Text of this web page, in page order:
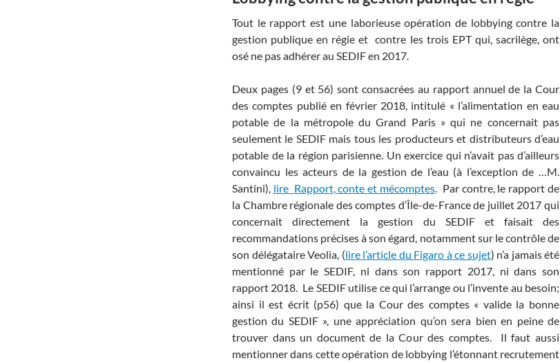
Tout le rapport est une laborieuse opération de lobbying contre la
gestion publique en régie et contre les trois EPT qui, sacrilège, ont
osé ne pas adhérer au SEDIF en 2017.
Deux pages (9 et 56) sont consacrées au rapport annuel de la Cour
des comptes publié en février 2018, intitulé « l’alimentation en eau
potable de la métropole du Grand Paris » qui ne concernait pas
seulement le SEDIF mais tous les producteurs et distributeurs d’eau
potable de la région parisienne. Un exercice qui n’avait pas d’ailleurs
convaincu les acteurs de la gestion de l’eau (à l’exception de …M.
Santini), lire Rapport, conte et mécomptes. Par contre, le rapport de
la Chambre régionale des comptes d’Île-de-France de juillet 2017 qui
concernait directement la gestion du SEDIF et faisait des
recommandations précises à son égard, notamment sur le contrôle de
son délégataire Veolia, (lire l’article du Figaro à ce sujet) n’a jamais été
mentionné par le SEDIF, ni dans son rapport 2017, ni dans son
rapport 2018. Le SEDIF utilise ce qui l’arrange ou l’invente au besoin;
ainsi il est écrit (p56) que la Cour des comptes « valide la bonne
gestion du SEDIF », une appréciation qu’on sera bien en peine de
trouver dans un document de la Cour des comptes. Il faut aussi
mentionner dans cette opération de lobbying l’étonnant recrutement